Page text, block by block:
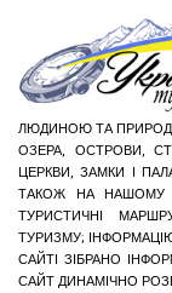
ЛЮДИНОЮ ТА
ОЗЕРА, ОСТРОВИ,
ЦЕРКВИ, ЗАМКИ І
ТАКОЖ НА НАШОМУ
ТУРИСТИЧНІ
ТУРИЗМУ;
САЙТІ ЗІБРАНО
САЙТ ДИНАМІЧНО